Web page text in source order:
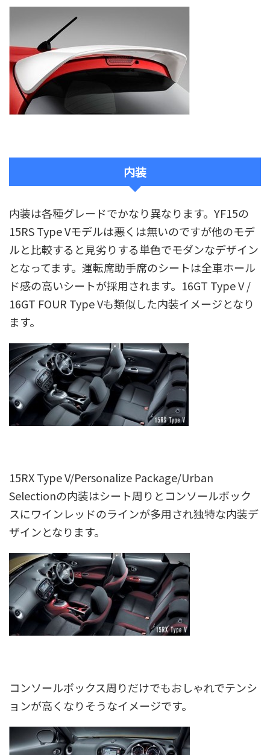
内装
内装は各種グレードでかなり異なります。YF15の
15RS Type Vモデルは悪くは無いのですが他のモデ
ルと比較すると見劣りする単色でモダンなデザイン
となってます。運転席助手席のシートは全車ホール
ド感の高いシートが採用されます。16GT Type V /
16GT FOUR Type Vも類似した内装イメージとなり
ます。
15RX Type V/Personalize Package/Urban
Selectionの内装はシート周りとコンソールボック
スにワインレッドのラインが多用され独特な内装デ
ザインとなります。
コンソールボックス周りだけでもおしゃれでテンシ
ョンが高くなりそうなイメージです。